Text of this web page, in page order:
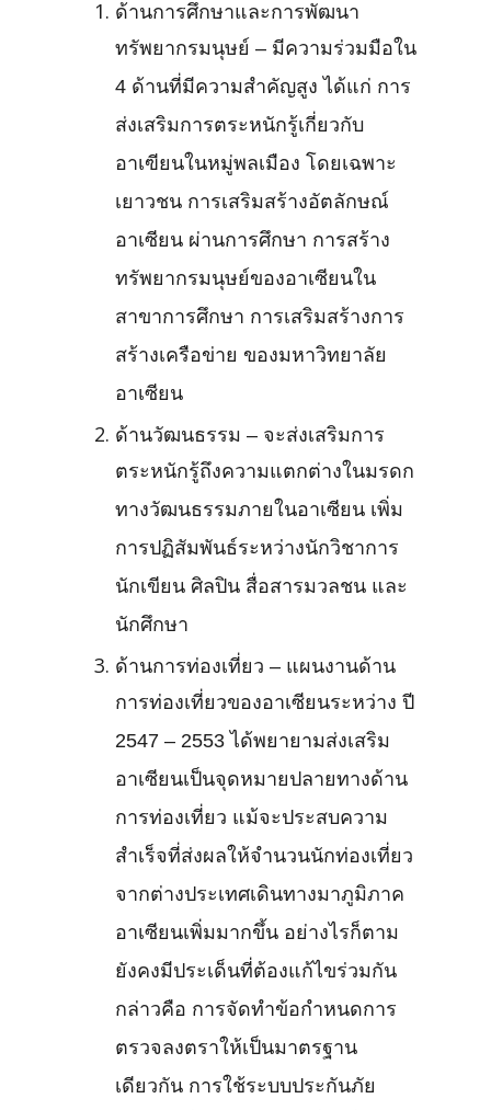
ด้านการศึกษาและการพัฒนา
ทรัพยากรมนุษย์ – มีความร่วมมือใน
4 ด้านที่มีความสำคัญสูง ได้แก่ การ
ส่งเสริมการตระหนักรู้เกี่ยวกับ
อาเฃียนในหมู่พลเมือง โดยเฉพาะ
เยาวชน การเสริมสร้างอัตลักษณ์
อาเซียน ผ่านการศึกษา การสร้าง
ทรัพยากรมนุษย์ของอาเซียนใน
สาขาการศึกษา การเสริมสร้างการ
สร้างเครือข่าย ของมหาวิทยาลัย
อาเซียน
ด้านวัฒนธรรม – จะส่งเสริมการ
ตระหนักรู้ถึงความแตกต่างในมรดก
ทางวัฒนธรรมภายในอาเซียน เพิ่ม
การปฏิสัมพันธ์ระหว่างนักวิชาการ
นักเขียน ศิลปิน สื่อสารมวลชน และ
นักศึกษา
ด้านการท่องเที่ยว – แผนงานด้าน
การท่องเที่ยวของอาเซียนระหว่าง ปี
2547 – 2553 ได้พยายามส่งเสริม
อาเซียนเป็นจุดหมายปลายทางด้าน
การท่องเที่ยว แม้จะประสบความ
สำเร็จที่ส่งผลให้จำนวนนักท่องเที่ยว
จากต่างประเทศเดินทางมาภูมิภาค
อาเซียนเพิ่มมากขึ้น อย่างไรก็ตาม
ยังคงมีประเด็นที่ต้องแก้ไขร่วมกัน
กล่าวคือ การจัดทำข้อกำหนดการ
ตรวจลงตราให้เป็นมาตรฐาน
เดียวกัน การใช้ระบบประกันภัย